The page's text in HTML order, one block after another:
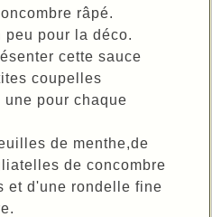
râpé.
peu pour la déco.
cette sauce
coupelles
pour chaque
de menthe,de
de concombre
et d'une rondelle fine